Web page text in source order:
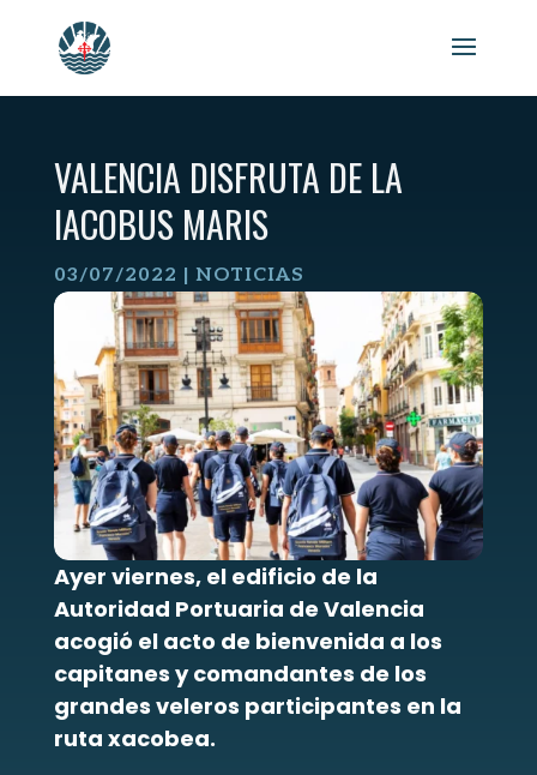
content
VALENCIA DISFRUTA DE LA
IACOBUS MARIS
03/07/2022 | NOTICIAS
Ayer viernes, el edificio de la
Autoridad Portuaria de Valencia
acogió el acto de bienvenida a los
capitanes y comandantes de los
grandes veleros participantes en la
ruta xacobea.